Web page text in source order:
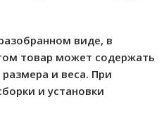
виде, в
товар может содержать
и веса. При
и установки